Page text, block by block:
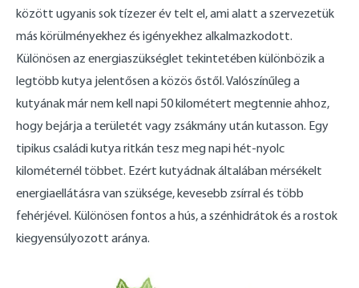
között ugyanis sok tízezer év telt el, ami alatt a szervezetük
más körülményekhez és igényekhez alkalmazkodott.
Különösen az energiaszükséglet tekintetében különbözik a
legtöbb kutya jelentősen a közös őstől. Valószínűleg a
kutyának már nem kell napi 50 kilométert megtennie ahhoz,
hogy bejárja a területét vagy zsákmány után kutasson. Egy
tipikus családi kutya ritkán tesz meg napi hét-nyolc
kilométernél többet. Ezért kutyádnak általában mérsékelt
energiaellátásra van szüksége, kevesebb zsírral és több
fehérjével. Különösen fontos a hús, a szénhidrátok és a rostok
kiegyensúlyozott aránya.